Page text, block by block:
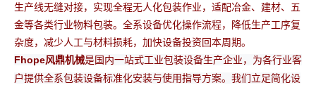
生产线无缝对接，实现全程无人化包装作业，适配冶金、建材、五
金等各类行业物料包装。全系设备优化操作流程，降低生产工序复
杂度，减少人工与材料损耗，加快设备投资回本周期。
Fhope风鼎机械是国内一站式工业包装设备生产企业，为各行业客
户提供全系包装设备标准化安装与使用指导方案。 我们立足简化设